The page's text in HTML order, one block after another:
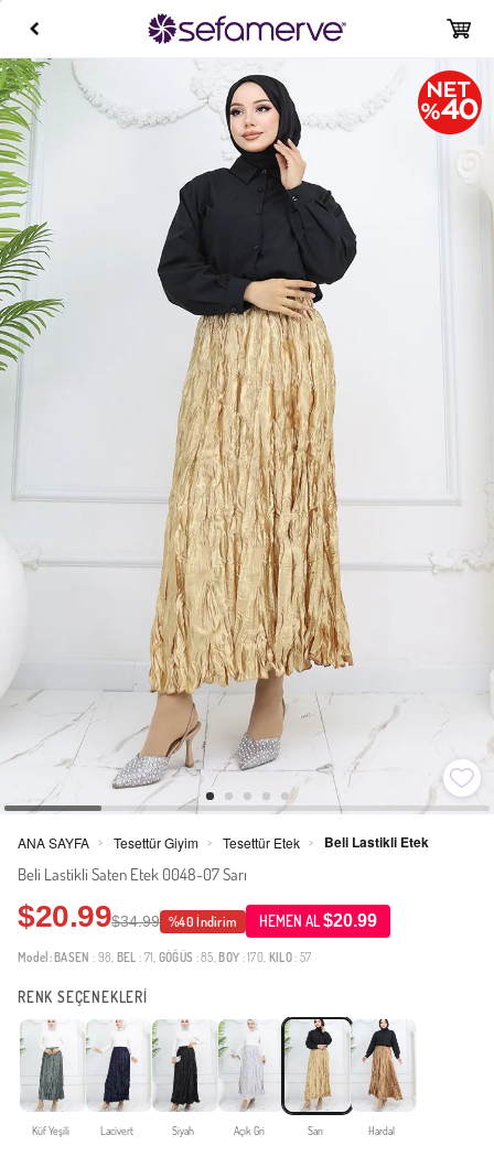
ANA SAYFA > Tesettür Giyim > Tesettür Etek > Beli Lastikli Etek
Beli Lastikli Saten Etek 0048-07 Sarı
$20.99$34.99 %40 İndirim HEMEN AL$20.99
Model: BASEN : 98, BEL : 71, GÖĞÜS : 85, BOY : 170, KILO: 57
RENK SEÇENEKLERİ
Küf Yeşili Lacivert Siyah Açık Gri Sarı Hardal